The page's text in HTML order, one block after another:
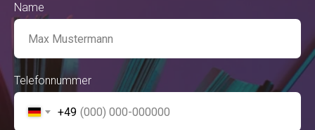
Name
Telefonnummer
+49